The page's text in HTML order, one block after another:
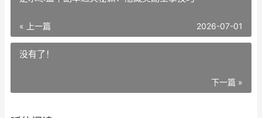
« 上一篇 2026-07-01
没有了！
下一篇 »